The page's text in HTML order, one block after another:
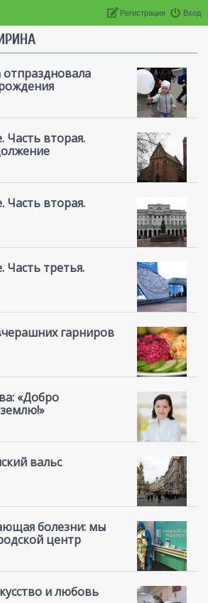
Вход
Регистрация
Часть вторая.
Часть вторая.
Часть третья.
гарниров
«Добро
вальс
болезни: мы
центр
и любовь